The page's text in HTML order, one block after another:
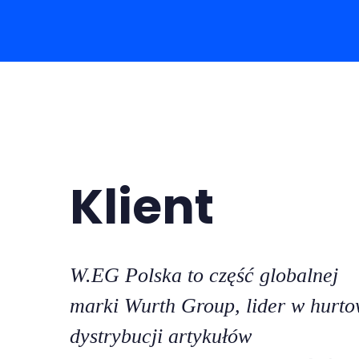
Klient
W.EG Polska to część globalnej
marki Wurth Group, lider w
dystrybucji artykułów